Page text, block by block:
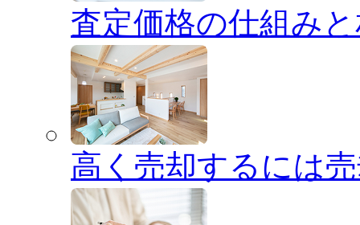
査定価格の仕組み
高く売却するには